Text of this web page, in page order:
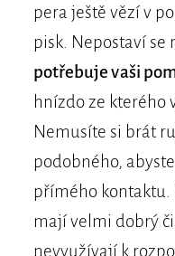
pera ještě vězí v
pisk. Nepostaví se
potřebuje vaši
hnízdo ze kterého
Nemusíte si brát
podobného,
přímého kontaktu.
mají velmi dobrý
nevyužívají k